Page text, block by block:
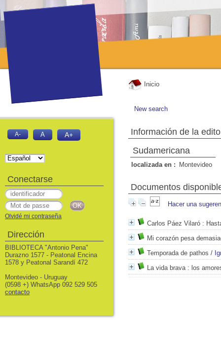
Inicio
New search
Información de la
Sudamericana
localizada en : Montevideo
Documentos
Hacer una
Carlos Páez Vilaró :
Mi corazón pesa
Temporada de pathos /
La vida brava: los
A- A A+
Conectarse
Olvidé mi contraseña
Dirección
BIBLIOTECA "Antonio Pena"
Durazno 1577 - Peatonal Encina
1578 y Peatonal Sarandí 472
Montevideo - Uruguay
(0598 +) WhatsApp 092 529 505
contacto